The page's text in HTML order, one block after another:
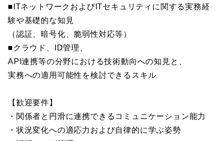
■ITネットワークおよびITセキュリティに関する実務経
験や基礎的な知見
（認証、暗号化、脆弱性対応等）
■クラウド、ID管理、
API連携等の分野における技術動向への知見と、
実務への適用可能性を検討できるスキル
【歓迎要件】
・関係者と円滑に連携できるコミュニケーション能力
・状況変化への適応力および自律的に学ぶ姿勢